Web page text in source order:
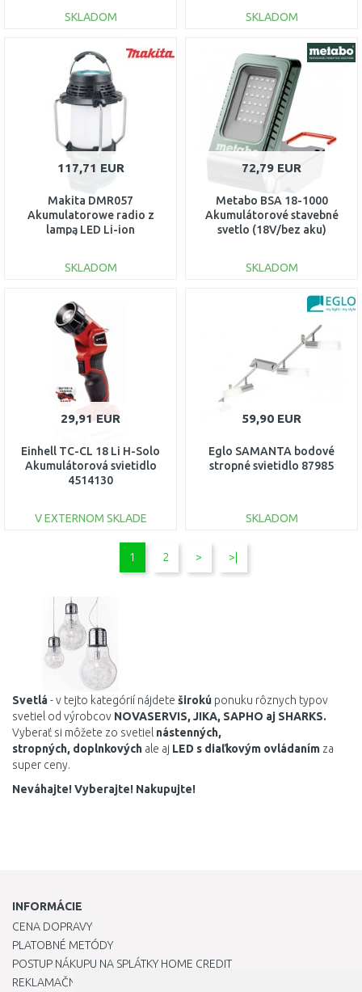
SKLADOM
DO KOŠÍKA
Porovnať
SKLADOM
DO KOŠÍKA
Porovnať
117,71 EUR
Makita DMR057
Akumulatorowe radio z
lampą LED Li-ion
SKLADOM
DO KOŠÍKA
Porovnať
72,79 EUR
Metabo BSA 18-1000
Akumulátorové stavebné
svetlo (18V/bez aku)
SKLADOM
DO KOŠÍKA
29,91 EUR
Einhell TC-CL 18 Li H-Solo
Akumulátorová svietidlo
4514130
V EXTERNOM SKLADE
DO KOŠÍKA
59,90 EUR
Eglo SAMANTA bodové
stropné svietidlo 87985
SKLADOM
1 2 > >|
Svetlá- v tejto kategórií nájdete širokú ponuku rôznych typov
svetiel od výrobcov NOVASERVIS, JIKA, SAPHO aj SHARKS.
Vyberať si môžete zo svetiel nástenných,
stropných, doplnkových ale aj LED s diaľkovým ovládaním za
super ceny.
Neváhajte! Vyberajte! Nakupujte!
INFORMÁCIE
CENA DOPRAVY
PLATOBNÉ METÓDY
POSTUP NÁKUPU NA SPLÁTKY HOME CREDIT
REKLAMAČNÝ PORIADOK